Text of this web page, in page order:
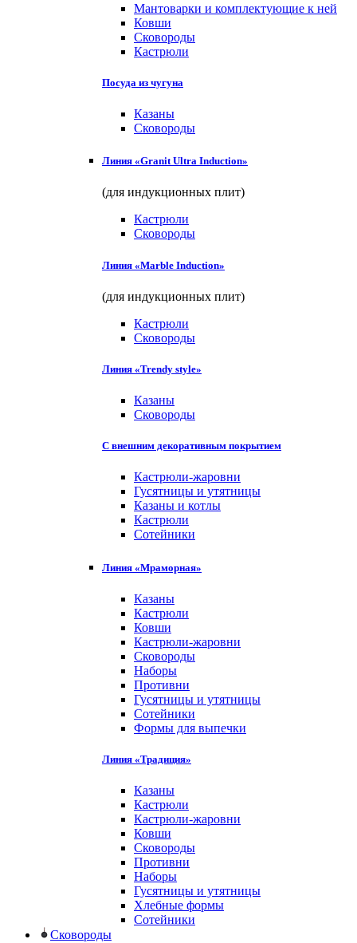
Мантоварки и комплектующие к ней
Ковши
Сковороды
Кастрюли
Посуда из чугуна
Казаны
Сковороды
Линия «Granit Ultra Induction»
(для индукционных плит)
Кастрюли
Сковороды
Линия «Marble Induction»
(для индукционных плит)
Кастрюли
Сковороды
Линия «Trendy style»
Казаны
Сковороды
С внешним декоративным покрытием
Кастрюли-жаровни
Гусятницы и утятницы
Казаны и котлы
Кастрюли
Сотейники
Линия «Мраморная»
Казаны
Кастрюли
Ковши
Кастрюли-жаровни
Сковороды
Наборы
Противни
Гусятницы и утятницы
Сотейники
Формы для выпечки
Линия «Традиция»
Казаны
Кастрюли
Кастрюли-жаровни
Ковши
Сковороды
Противни
Наборы
Гусятницы и утятницы
Хлебные формы
Сотейники
Сковороды